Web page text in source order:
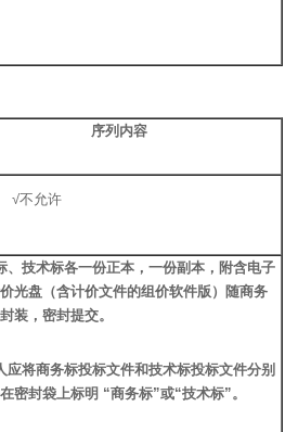
序列内容
√不允许
、技术标各一份正本，一份副本， 附含电子
光盘 （含计价文件的组价软件版）随商务
装，密封提交。
应将商务标投标文件和技术标投标文件分别
密封袋上标明 “商务标”或“技术标”。